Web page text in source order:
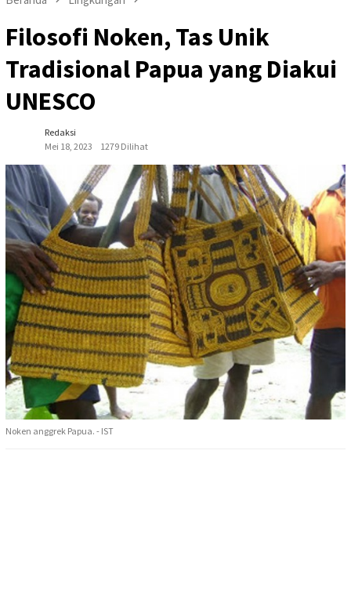
Filosofi Noken, Tas Unik
Tradisional Papua yang Diakui
UNESCO
Redaksi
Mei 18, 2023
1279 Dilihat
Noken anggrek Papua. - IST